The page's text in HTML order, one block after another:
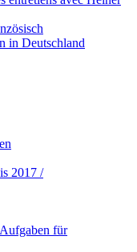
in Deutschland
2017 /
für